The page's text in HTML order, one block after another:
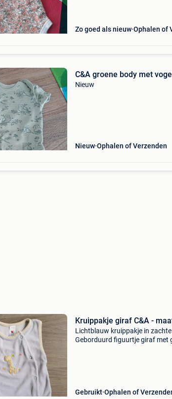
Zo goed als nieuw Ophalen of
C&A groene body met
Nieuw
Nieuw Ophalen of Verzenden
Kruippakje giraf C&A -
Lichtblauw kruippakje in
Geborduurd figuurtje giraf met
Gebruikt Ophalen of